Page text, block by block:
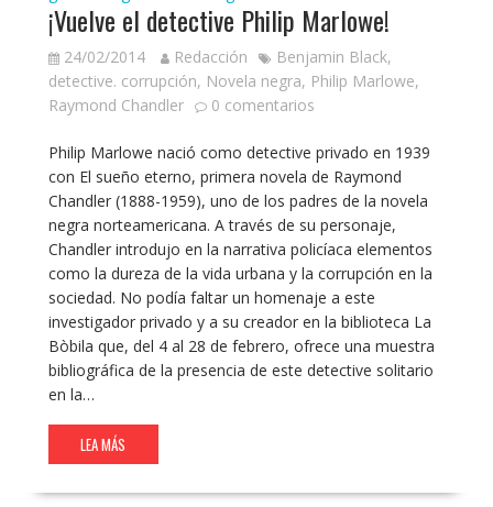
¡Vuelve el detective Philip Marlowe!
24/02/2014 Redacción Benjamin Black,
detective. corrupción, Novela negra, Philip Marlowe,
Raymond Chandler
0 comentarios
Philip Marlowe nació como detective privado en 1939
con El sueño eterno, primera novela de Raymond
Chandler (1888-1959), uno de los padres de la novela
negra norteamericana. A través de su personaje,
Chandler introdujo en la narrativa policíaca elementos
como la dureza de la vida urbana y la corrupción en la
sociedad. No podía faltar un homenaje a este
investigador privado y a su creador en la biblioteca La
Bòbila que, del 4 al 28 de febrero, ofrece una muestra
bibliográfica de la presencia de este detective solitario
en la…
LEA MÁS